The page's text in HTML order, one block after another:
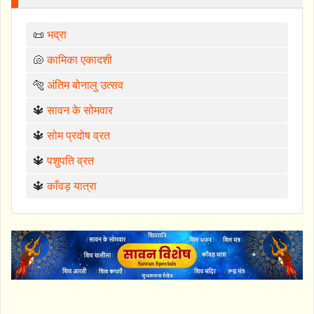
📜 भद्रा
🐚कामिका एकादशी
🐅 अंतिम बोनालु उत्सव
🔱सावन के सोमवार
🔱सोम प्रदोष व्रत
🔱पशुपति व्रत
🔱काँवड़ यात्रा